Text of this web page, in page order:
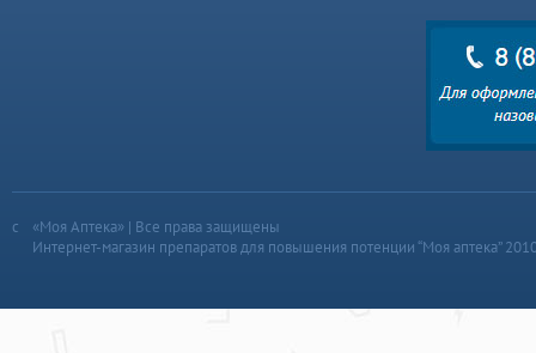
«Моя Аптека» | Все права защищены
Интернет-магазин препаратов для повышения потенции “Моя аптека”